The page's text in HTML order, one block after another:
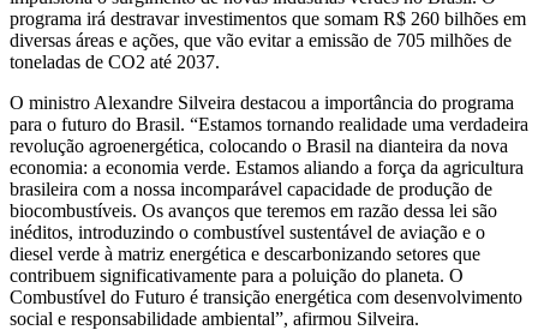
programa irá destravar investimentos que somam R$ 260 bilhões em
diversas áreas e ações, que vão evitar a emissão de 705 milhões de
toneladas de CO2 até 2037.
O ministro Alexandre Silveira destacou a importância do programa
para o futuro do Brasil. “Estamos tornando realidade uma verdadeira
revolução agroenergética, colocando o Brasil na dianteira da nova
economia: a economia verde. Estamos aliando a força da agricultura
brasileira com a nossa incomparável capacidade de produção de
biocombustíveis. Os avanços que teremos em razão dessa lei são
inéditos, introduzindo o combustível sustentável de aviação e o
diesel verde à matriz energética e descarbonizando setores que
contribuem significativamente para a poluição do planeta. O
Combustível do Futuro é transição energética com desenvolvimento
social e responsabilidade ambiental”, afirmou Silveira.